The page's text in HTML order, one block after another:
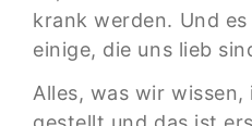
krank werden. Und
einige, die uns lieb
Alles, was wir